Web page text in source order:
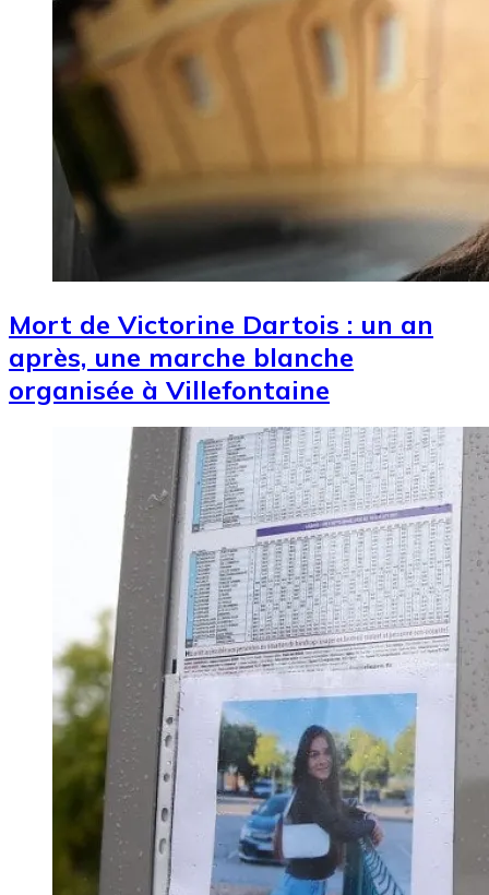
Mort de Victorine Dartois : un an
après, une marche blanche
organisée à Villefontaine